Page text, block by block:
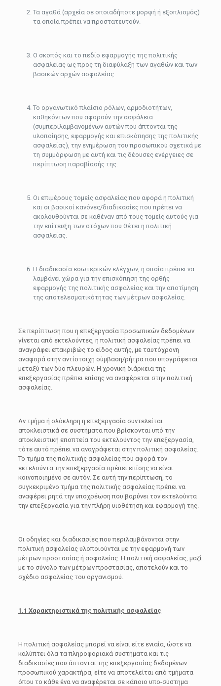
Τα αγαθά (αρχεία σε οποιαδήποτε μορφή ή εξοπλισμός)
τα οποία πρέπει να προστατευτούν.
Ο σκοπός και το πεδίο εφαρμογής της πολιτικής
ασφαλείας ως προς τη διαφύλαξη των αγαθών και των
βασικών αρχών ασφαλείας.
Το οργανωτικό πλαίσιο ρόλων, αρμοδιοτήτων,
καθηκόντων που αφορούν την ασφάλεια
(συμπεριλαμβανομένων αυτών που άπτονται της
υλοποίησης, εφαρμογής και επισκόπησης της πολιτικής
ασφαλείας), την ενημέρωση του προσωπικού σχετικά με
τη συμμόρφωση με αυτή και τις δέουσες ενέργειες σε
περίπτωση παραβίασής της.
Οι επιμέρους τομείς ασφαλείας που αφορά η πολιτική
και οι βασικοί κανόνες/διαδικασίες που πρέπει να
ακολουθούνται σε καθέναν από τους τομείς αυτούς για
την επίτευξη των στόχων που θέτει η πολιτική
ασφαλείας.
Η διαδικασία εσωτερικών ελέγχων, η οποία πρέπει να
λαμβάνει χώρα για την επισκόπηση της ορθής
εφαρμογής της πολιτικής ασφαλείας και την αποτίμηση
της αποτελεσματικότητας των μέτρων ασφαλείας.
Σε περίπτωση που η επεξεργασία προσωπικών δεδομένων
γίνεται από εκτελούντες, η πολιτική ασφαλείας πρέπει να
αναγράφει επακριβώς το είδος αυτής, με ταυτόχρονη
αναφορά στην αντίστοιχη σύμβαση/ρήτρα που υπογράφεται
μεταξύ των δύο πλευρών. Η χρονική διάρκεια της
επεξεργασίας πρέπει επίσης να αναφέρεται στην πολιτική
ασφαλείας.
Αν τμήμα ή ολόκληρη η επεξεργασία συντελείται
αποκλειστικά σε συστήματα που βρίσκονται υπό την
αποκλειστική εποπτεία του εκτελούντος την επεξεργασία,
τότε αυτό πρέπει να αναγράφεται στην πολιτική ασφαλείας.
Το τμήμα της πολιτικής ασφαλείας που αφορά τον
εκτελούντα την επεξεργασία πρέπει επίσης να είναι
κοινοποιημένο σε αυτόν. Σε αυτή την περίπτωση, το
συγκεκριμένο τμήμα της πολιτικής ασφαλείας πρέπει να
αναφέρει ρητά την υποχρέωση που βαρύνει τον εκτελούντα
την επεξεργασία για την πλήρη υιοθέτηση και εφαρμογή της.
Οι οδηγίες και διαδικασίες που περιλαμβάνονται στην
πολιτική ασφαλείας υλοποιούνται με την εφαρμογή των
μέτρων προστασίας ή ασφαλείας. Η πολιτική ασφαλείας, μαζί
με το σύνολο των μέτρων προστασίας, αποτελούν και το
σχέδιο ασφαλείας του οργανισμού.
1.1 Χαρακτηριστικά της πολιτικής ασφαλείας
Η πολιτική ασφαλείας μπορεί να είναι είτε ενιαία, ώστε να
καλύπτει όλα τα πληροφοριακά συστήματα και τις
διαδικασίες που άπτονται της επεξεργασίας δεδομένων
προσωπικού χαρακτήρα, είτε να αποτελείται από τμήματα
όπου το κάθε ένα να αναφέρεται σε κάποιο υπο-σύστημα